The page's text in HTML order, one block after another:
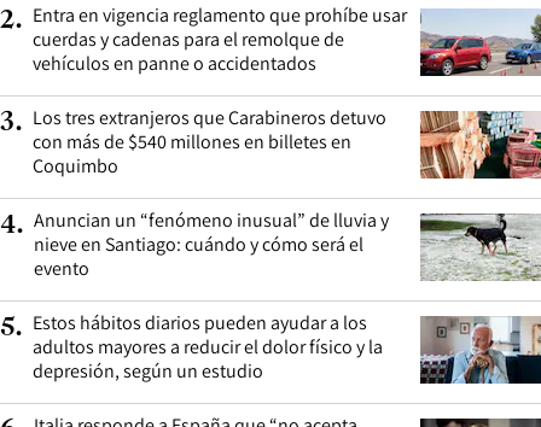
2. Entra en vigencia reglamento que prohíbe usar
cuerdas y cadenas para el remolque de
vehículos en panne o accidentados
3. Los tres extranjeros que Carabineros detuvo
con más de $540 millones en billetes en
Coquimbo
4. Anuncian un “fenómeno inusual” de lluvia y
nieve en Santiago: cuándo y cómo será el
evento
5. Estos hábitos diarios pueden ayudar a los
adultos mayores a reducir el dolor físico y la
depresión, según un estudio